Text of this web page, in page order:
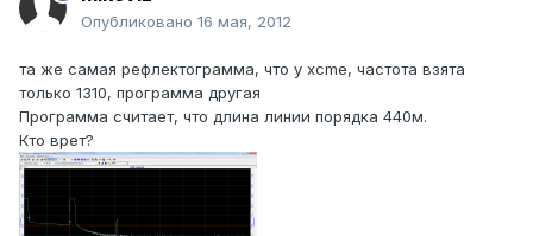
Опубликовано 16 мая, 2012
та же самая рефлектограмма, что у xcme, частота взята
только 1310, программа другая
Программа считает, что длина линии порядка 440м.
Кто врет?